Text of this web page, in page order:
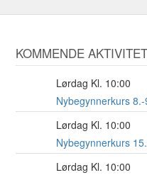
KOMMENDE
Lørdag Kl. 10:00
Nybegynnerkurs
Lørdag Kl. 10:00
Nybegynnerkurs
Lørdag Kl. 10:00